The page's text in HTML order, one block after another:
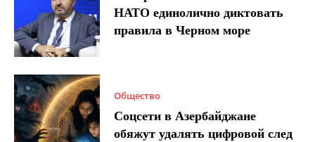
НАТО единолично диктовать
правила в Черном море
Общество
Соцсети в Азербайджане
обяжут удалять цифровой след